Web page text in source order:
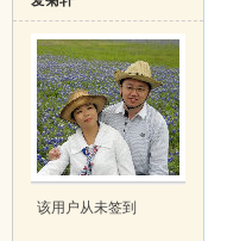
该用户从未签到